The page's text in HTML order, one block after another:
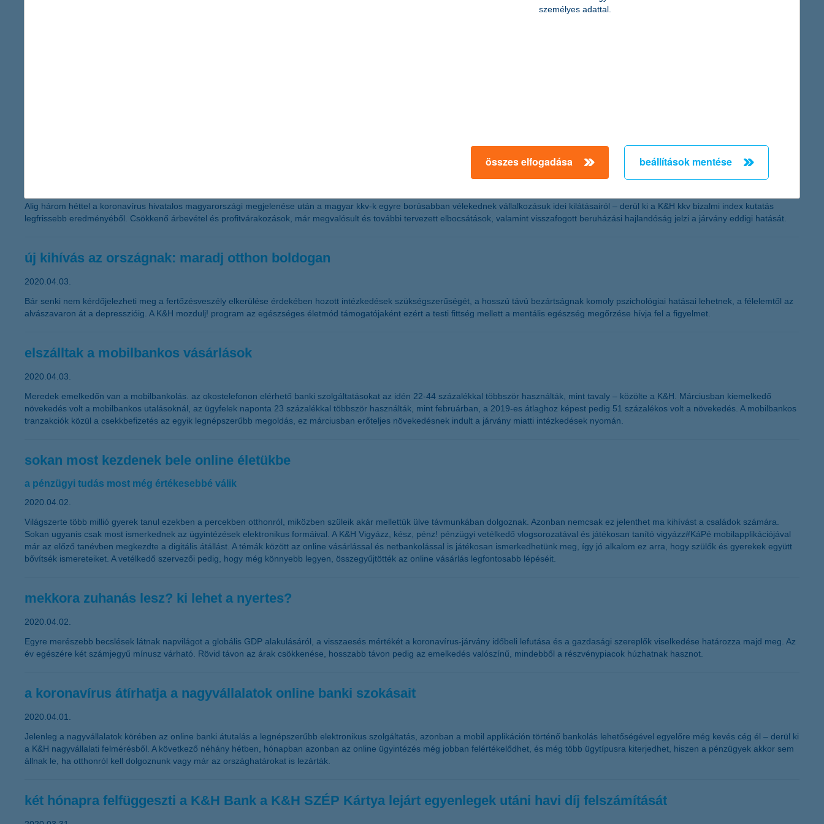
de fel nem használt egyenlegekre egyaránt vonatkozik, és a veszélyhelyzet megszűnését követő 60 napig lesz érvényben. Az intézkedés több mint 34 ezer K&H-s kártyabirtokost érint, a fel nem
használt összegek 80 százalékát pedig a május végén lejáró egyenlegek teszik ki. 2020 márciusában a koronavírus járványnak köszönhetően a költések húsz százalékkal estek vissza.
a koronavírus következményei a kkv-kra: elbocsátások, a beruházások visszavágása
Alig három héttel a koronavírus hivatalos magyarországi megjelenése után a magyar kkv-k egyre borúsabban vélekednek vállalkozásuk idei kilátásairól – derül ki a K&H kkv bizalmi index kutatás
legfrissebb eredményéből. Csökkenő árbevétel és profitvárakozások, már megvalósult és további tervezett elbocsátások, valamint visszafogott beruházási hajlandóság jelzi a járvány eddigi hatását.
új kihívás az országnak: maradj otthon boldogan
2020.04.03.
Bár senki nem kérdőjelezheti meg a fertőzésveszély elkerülése érdekében hozott intézkedések szükségszerűségét, a hosszú távú bezártságnak komoly pszichológiai hatásai lehetnek, a félelemtől az
alvászavaron át a depresszióig. A K&H mozdulj! program az egészséges életmód támogatójaként ezért a testi fittség mellett a mentális egészség megőrzése hívja fel a figyelmet.
elszálltak a mobilbankos vásárlások
2020.04.03.
Meredek emelkedőn van a mobilbankolás. az okostelefonon elérhető banki szolgáltatásokat az idén 22-44 százalékkal többször használták, mint tavaly – közölte a K&H. Márciusban kiemelkedő
növekedés volt a mobilbankos utalásoknál, az ügyfelek naponta 23 százalékkal többször használták, mint februárban, a 2019-es átlaghoz képest pedig 51 százalékos volt a növekedés. A mobilbankos
tranzakciók közül a csekkbefizetés az egyik legnépszerűbb megoldás, ez márciusban erőteljes növekedésnek indult a járvány miatti intézkedések nyomán.
sokan most kezdenek bele online életükbe
a pénzügyi tudás most még értékesebbé válik
2020.04.02.
Világszerte több millió gyerek tanul ezekben a percekben otthonról, miközben szüleik akár mellettük ülve távmunkában dolgoznak. Azonban nemcsak ez jelenthet ma kihívást a családok számára.
Sokan ugyanis csak most ismerkednek az ügyintézések elektronikus formáival. A K&H Vigyázz, kész, pénz! pénzügyi vetélkedő vlogsorozatával és játékosan tanító vigyázz#KáPé mobilapplikációjával
már az előző tanévben megkezdte a digitális átállást. A témák között az online vásárlással és netbankolással is játékosan ismerkedhetünk meg, így jó alkalom ez arra, hogy szülők és gyerekek együtt
bővítsék ismereteiket. A vetélkedő szervezői pedig, hogy még könnyebb legyen, összegyűjtötték az online vásárlás legfontosabb lépéséit.
mekkora zuhanás lesz? ki lehet a nyertes?
2020.04.02.
Egyre merészebb becslések látnak napvilágot a globális GDP alakulásáról, a visszaesés mértékét a koronavírus-járvány időbeli lefutása és a gazdasági szereplők viselkedése határozza majd meg. Az
év egészére két számjegyű mínusz várható. Rövid távon az árak csökkenése, hosszabb távon pedig az emelkedés valószínű, mindebből a részvénypiacok húzhatnak hasznot.
a koronavírus átírhatja a nagyvállalatok online banki szokásait
2020.04.01.
Jelenleg a nagyvállalatok körében az online banki átutalás a legnépszerűbb elektronikus szolgáltatás, azonban a mobil applikáción történő bankolás lehetőségével egyelőre még kevés cég él – derül ki
a K&H nagyvállalati felmérésből. A következő néhány hétben, hónapban azonban az online ügyintézés még jobban felértékelődhet, és még több ügytípusra kiterjedhet, hiszen a pénzügyek akkor sem
állnak le, ha otthonról kell dolgoznunk vagy már az országhatárokat is lezárták.
két hónapra felfüggeszti a K&H Bank a K&H SZÉP Kártya lejárt egyenlegek utáni havi díj felszámítását
személyes adattal.
összes elfogadása beállítások mentése